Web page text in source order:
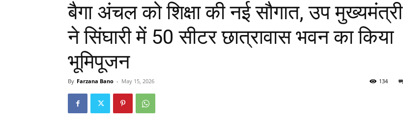
बैगा अंचल को शिक्षा की नई सौगात, उप मुख्यमंत्री
ने सिंघारी में 50 सीटर छात्रावास भवन का किया
भूमिपूजन
By Farzana Bano - May 15, 2026 134